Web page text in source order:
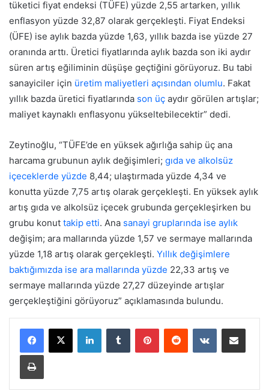
tüketici fiyat endeksi (TÜFE) yüzde 2,55 artarken, yıllık
enflasyon yüzde 32,87 olarak gerçekleşti. Fiyat Endeksi
(ÜFE) ise aylık bazda yüzde 1,63, yıllık bazda ise yüzde 27
oranında arttı. Üretici fiyatlarında aylık bazda son iki aydır
süren artış eğiliminin düşüşe geçtiğini görüyoruz. Bu tabi
sanayiciler için üretim maliyetleri açısından olumlu. Fakat
yıllık bazda üretici fiyatlarında son üç aydır görülen artışlar;
maliyet kaynaklı enflasyonu yükseltebilecektir” dedi.
Zeytinoğlu, “TÜFE’de en yüksek ağırlığa sahip üç ana
harcama grubunun aylık değişimleri; gıda ve alkolsüz
içeceklerde yüzde 8,44; ulaştırmada yüzde 4,34 ve
konutta yüzde 7,75 artış olarak gerçekleşti. En yüksek aylık
artış gıda ve alkolsüz içecek grubunda gerçekleşirken bu
grubu konut takip etti. Ana sanayi gruplarında ise aylık
değişim; ara mallarında yüzde 1,57 ve sermaye mallarında
yüzde 1,18 artış olarak gerçekleşti. Yıllık değişimlere
baktığımızda ise ara mallarında yüzde 22,33 artış ve
sermaye mallarında yüzde 27,27 düzeyinde artışlar
gerçekleştiğini görüyoruz” açıklamasında bulundu.